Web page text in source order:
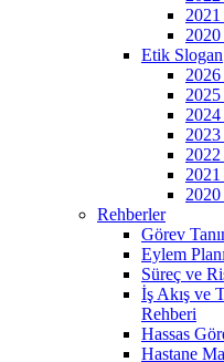
2021
2020
Etik Slogan
2026
2025
2024
2023
2022
2021
2020
Rehberler
Görev
Eylem
Süreç ve
İş Akış ve
Rehberi
Hassas
Hastane